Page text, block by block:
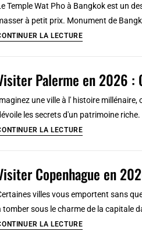
insolites
connus
Temple Wat Pho à Bangkok est un
à petit prix. Monument de
LA LECTUREWat
Bangkok,
couché
thai
[Phra
Nakhon]
Palerme en 2026 :
une ville à l' histoire
les secrets d'un patrimoine
LA LECTUREVisiter
2026
Que
Copenhague en
villes vous emportent sans
tomber sous le charme de la capitale
LA LECTUREVisiter